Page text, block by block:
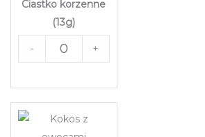
Ciastko korzenne
(13g)
- +